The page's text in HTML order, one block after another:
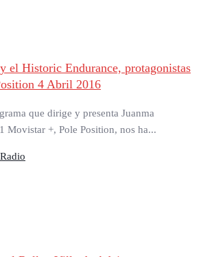
el Historic Endurance, protagonistas
4 Abril 2016
que dirige y presenta Juanma
Movistar +, Pole Position, nos ha...